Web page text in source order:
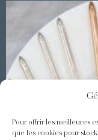
Pour offrir les meilleures
que les cookies pour